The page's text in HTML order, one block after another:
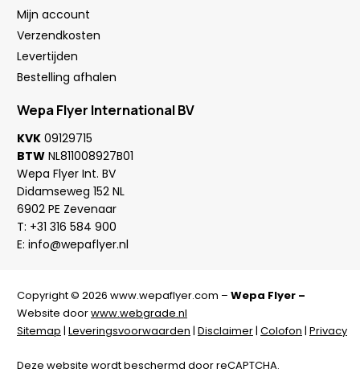
Mijn account
Verzendkosten
Levertijden
Bestelling afhalen
Wepa Flyer International BV
KVK 09129715
BTW NL811008927B01
Wepa Flyer Int. BV
Didamseweg 152 NL
6902 PE Zevenaar
T: +31 316 584 900
E: info@wepaflyer.nl
Copyright © 2026 www.wepaflyer.com – Wepa Flyer –
Website doorwww.webgrade.nl
Sitemap | Leveringsvoorwaarden | Disclaimer| Colofon | Privacy
Deze website wordt beschermd door reCAPTCHA.